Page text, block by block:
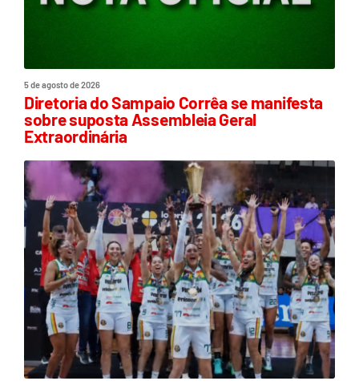
5 de agosto de 2026
Diretoria do Sampaio Corrêa se manifesta
sobre suposta Assembleia Geral
Extraordinária